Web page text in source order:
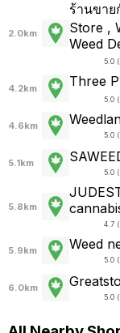
2.0km
ร้านขาย
Store ,
Weed
5.0
4.2km Three
5.0
4.6km
5.0
5.1km
5.0
5.8km
4.7
5.9km Weed
5.0
6.0km
5.0